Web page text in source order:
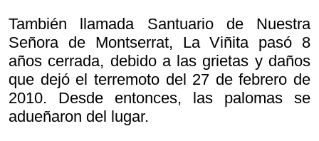
También llamada Santuario de Nuestra
Señora de Montserrat, La Viñita pasó 8
años cerrada, debido a las grietas y daños
que dejó el terremoto del 27 de febrero de
2010. Desde entonces, las palomas se
adueñaron del lugar.